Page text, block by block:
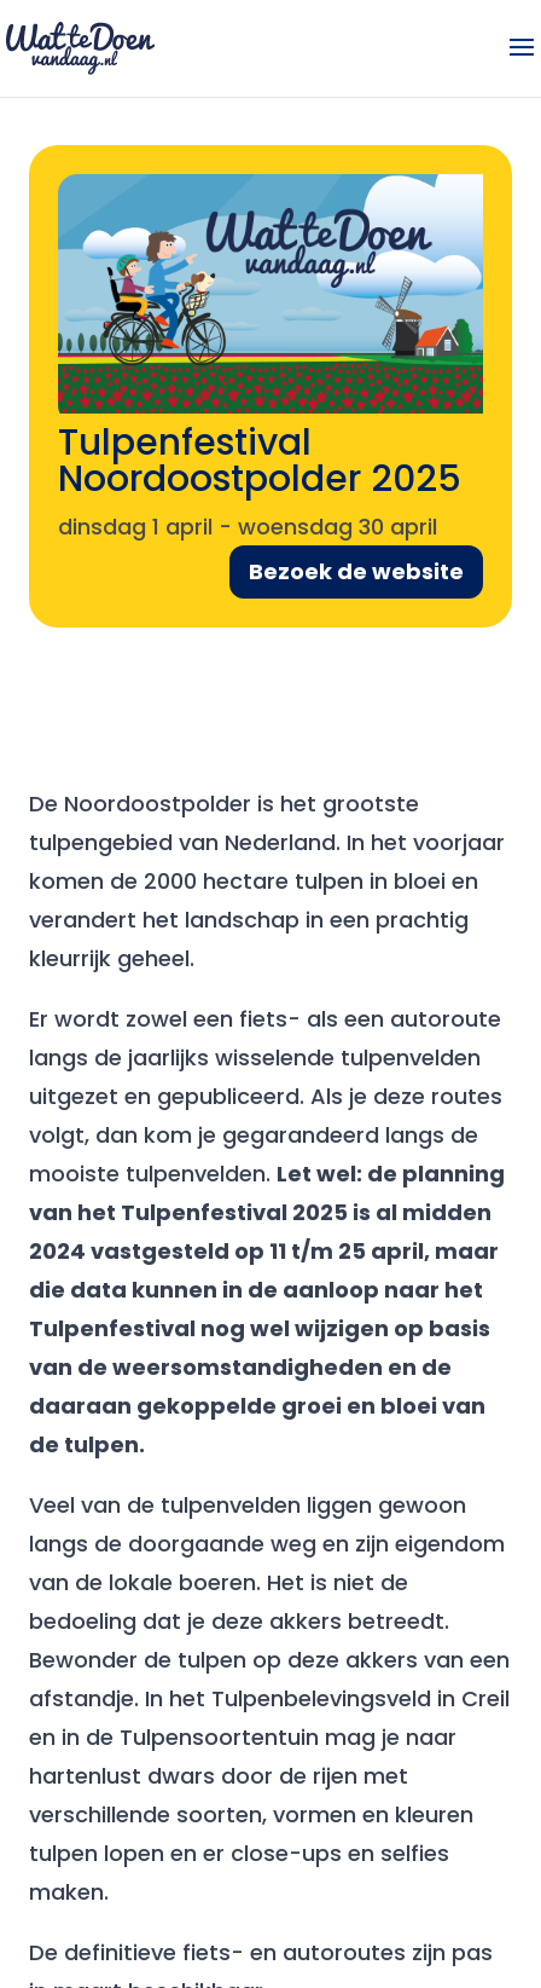
Tulpenfestival
Noordoostpolder 2025
dinsdag 1 april - woensdag 30 april
Bezoek de website
De Noordoostpolder is het grootste
tulpengebied van Nederland. In het voorjaar
komen de 2000 hectare tulpen in bloei en
verandert het landschap in een prachtig
kleurrijk geheel.
Er wordt zowel een fiets- als een autoroute
langs de jaarlijks wisselende tulpenvelden
uitgezet en gepubliceerd. Als je deze routes
volgt, dan kom je gegarandeerd langs de
mooiste tulpenvelden. Let wel: de planning
van het Tulpenfestival 2025 is al midden
2024 vastgesteld op 11 t/m 25 april, maar
die data kunnen in de aanloop naar het
Tulpenfestival nog wel wijzigen op basis
van de weersomstandigheden en de
daaraan gekoppelde groei en bloei van
de tulpen.
Veel van de tulpenvelden liggen gewoon
langs de doorgaande weg en zijn eigendom
van de lokale boeren. Het is niet de
bedoeling dat je deze akkers betreedt.
Bewonder de tulpen op deze akkers van een
afstandje. In het Tulpenbelevingsveld in Creil
en in de Tulpensoortentuin mag je naar
hartenlust dwars door de rijen met
verschillende soorten, vormen en kleuren
tulpen lopen en er close-ups en selfies
maken.
De definitieve fiets- en autoroutes zijn pas